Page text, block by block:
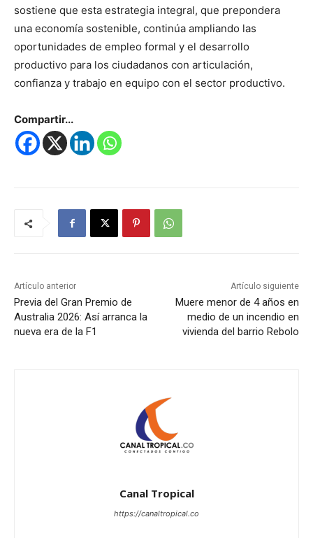
sostiene que esta estrategia integral, que prepondera
una economía sostenible, continúa ampliando las
oportunidades de empleo formal y el desarrollo
productivo para los ciudadanos con articulación,
confianza y trabajo en equipo con el sector productivo.
Compartir...
Artículo anterior
Previa del Gran Premio de
Australia 2026: Así arranca la
nueva era de la F1
Artículo siguiente
Muere menor de 4 años en
medio de un incendio en
vivienda del barrio Rebolo
Canal Tropical
https://canaltropical.co